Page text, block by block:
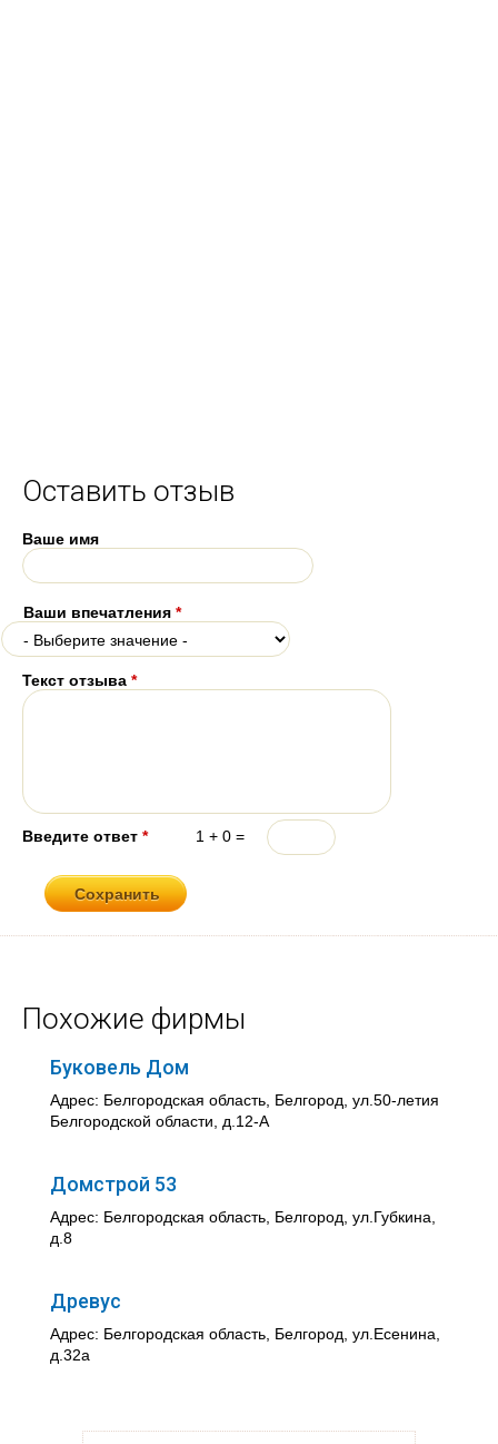
Оставить отзыв
Ваше имя
Ваши впечатления *
Текст отзыва *
Введите ответ * 1 + 0 =
Похожие фирмы
Буковель Дом
Адрес: Белгородская область, Белгород, ул.50-летия
Белгородской области, д.12-А
Домстрой 53
Адрес: Белгородская область, Белгород, ул.Губкина,
д.8
Древус
Адрес: Белгородская область, Белгород, ул.Есенина,
д.32а